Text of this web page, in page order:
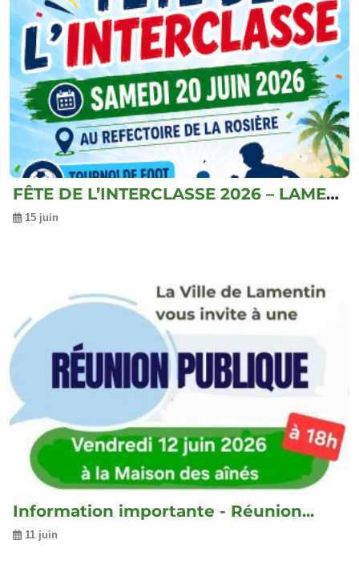
FÊTE DE L’INTERCLASSE 2026 – LAMENTIN
15 juin
Information importante - Réunion...
11 juin